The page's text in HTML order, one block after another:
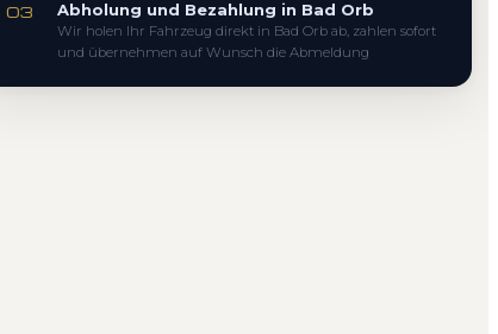
03 Abholung und Bezahlung in Bad Orb
Wir holen Ihr Fahrzeug direkt in Bad Orb ab, zahlen sofort
und übernehmen auf Wunsch die Abmeldung